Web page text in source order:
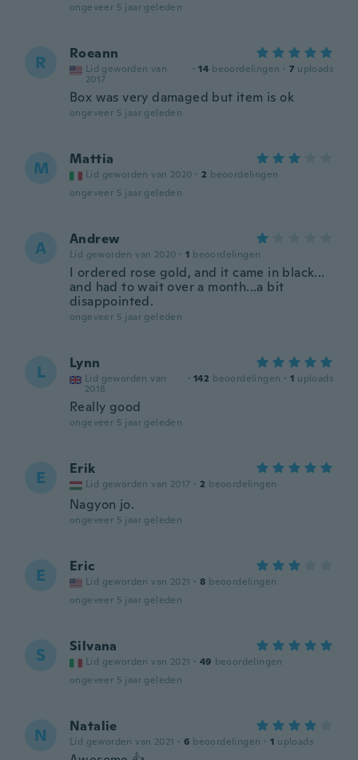
ongeveer 5 jaar geleden
R Roeann
Lid geworden van
2017
· 14 beoordelingen · 7 uploads
Box was very damaged but item is ok
ongeveer 5 jaar geleden
M Mattia
Lid geworden van 2020 · 2 beoordelingen
ongeveer 5 jaar geleden
A Andrew
Lid geworden van 2020 · 1 beoordelingen
I ordered rose gold, and it came in black...
and had to wait over a month...a bit
disappointed.
ongeveer 5 jaar geleden
L Lynn
Lid geworden van
2018
· 142 beoordelingen · 1 uploads
Really good
ongeveer 5 jaar geleden
E Erik
Lid geworden van 2017 · 2 beoordelingen
Nagyon jo.
ongeveer 5 jaar geleden
E Eric
Lid geworden van 2021 · 8 beoordelingen
ongeveer 5 jaar geleden
S Silvana
Lid geworden van 2021 · 49 beoordelingen
ongeveer 5 jaar geleden
N Natalie
Lid geworden van 2021 · 6 beoordelingen · 1 uploads